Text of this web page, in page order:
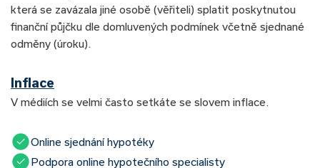
která se zavázala jiné osobě (věřiteli) splatit poskytnutou
finanční půjčku dle domluvených podmínek včetně sjednané
odměny (úroku).
Inflace
V médiích se velmi často setkáte se slovem inflace.
Online sjednání hypotéky
Podpora online hypotečního specialisty